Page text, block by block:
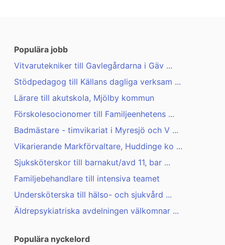
Populära jobb
Vitvarutekniker till Gavlegårdarna i Gäv ...
Stödpedagog till Källans dagliga verksam ...
Lärare till akutskola, Mjölby kommun
Förskolesocionomer till Familjeenhetens ...
Badmästare - timvikariat i Myresjö och V ...
Vikarierande Markförvaltare, Huddinge ko ...
Sjuksköterskor till barnakut/avd 11, bar ...
Familjebehandlare till intensiva teamet
Undersköterska till hälso- och sjukvård ...
Äldrepsykiatriska avdelningen välkomnar ...
Populära nyckelord